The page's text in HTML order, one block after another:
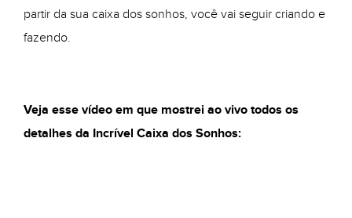
partir da sua caixa dos sonhos, você vai seguir criando e
fazendo.
Veja esse vídeo em que mostrei ao vivo todos os
detalhes da Incrível Caixa dos Sonhos: